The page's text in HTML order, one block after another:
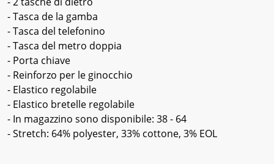
- Tasca de la gamba
- Tasca del telefonino
- Tasca del metro doppia
- Porta chiave
- Reinforzo per le ginocchio
- Elastico regolabile
- Elastico bretelle regolabile
- In magazzino sono disponibile: 38 - 64
- Stretch: 64% polyester, 33% cottone, 3% EOL